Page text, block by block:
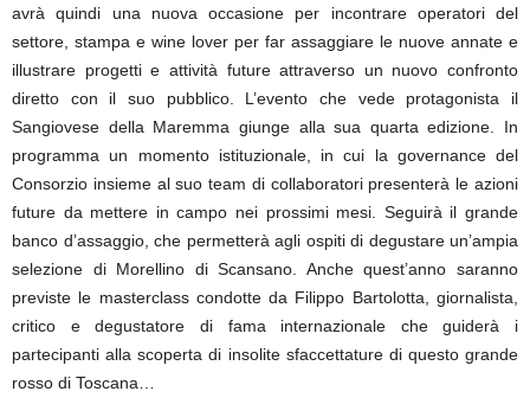
avrà quindi una nuova occasione per incontrare operatori del
settore, stampa e wine lover per far assaggiare le nuove annate e
illustrare progetti e attività future attraverso un nuovo confronto
diretto con il suo pubblico. L’evento che vede protagonista il
Sangiovese della Maremma giunge alla sua quarta edizione. In
programma un momento istituzionale, in cui la governance del
Consorzio insieme al suo team di collaboratori presenterà le azioni
future da mettere in campo nei prossimi mesi. Seguirà il grande
banco d’assaggio, che permetterà agli ospiti di degustare un’ampia
selezione di Morellino di Scansano. Anche quest’anno saranno
previste le masterclass condotte da Filippo Bartolotta, giornalista,
critico e degustatore di fama internazionale che guiderà i
partecipanti alla scoperta di insolite sfaccettature di questo grande
rosso di Toscana…